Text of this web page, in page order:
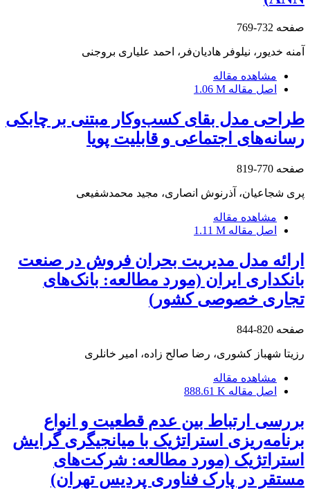
صفحه 732-769
آمنه خدیور، نیلوفر هادیان‌فر، احمد علیاری بروجنی
مشاهده مقاله
اصل مقاله 1.06 M
طراحی مدل بقای کسب‌وکار مبتنی بر چابکی
رسانه‏‌های اجتماعی و قابلیت پویا
صفحه 770-819
پری شجاعیان، آذرنوش انصاری، مجید محمدشفیعی
مشاهده مقاله
اصل مقاله 1.11 M
ارائه مدل مدیریت بحران فروش در صنعت
بانکداری ایران (مورد مطالعه: بانک‌‏های
تجاری خصوصی کشور)
صفحه 820-844
رزیتا شهباز کشوری، رضا صالح زاده، امیر خانلری
مشاهده مقاله
اصل مقاله 888.61 K
بررسی ارتباط بین عدم قطعیت و انواع
برنامه‌ریزی استراتژیک با میانجیگری گرایش
استراتژیک (مورد مطالعه: شرکت‌‏های
مستقر در پارک فناوری پردیس تهران)